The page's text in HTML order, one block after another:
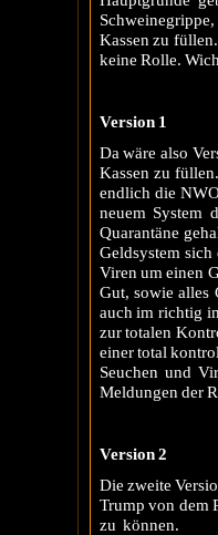
Kassen zu
keine Rolle.
Version 1
Da wäre also
Kassen zu
endlich die
neuem System
Quarantäne
Geldsystem
Viren um einen
Gut, sowie alles
auch im richtig
zur totalen
einer total
Seuchen und
Meldungen der
Version 2
Die zweite
Trump von dem
zu können.